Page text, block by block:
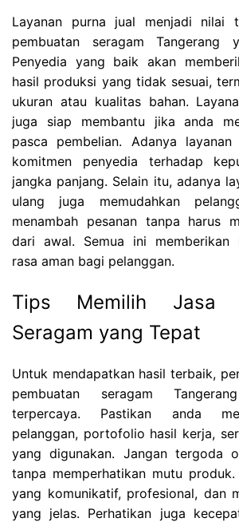
Layanan purna jual menjadi nilai
pembuatan seragam Tangerang
Penyedia yang baik akan
hasil produksi yang tidak sesuai,
ukuran atau kualitas bahan.
juga siap membantu jika anda
pasca pembelian. Adanya
komitmen penyedia terhadap
jangka panjang. Selain itu, adanya
ulang juga memudahkan
menambah pesanan tanpa harus
dari awal. Semua ini memberikan
rasa aman bagi pelanggan.
Tips Memilih Jasa
Seragam yang Tepat
Untuk mendapatkan hasil terbaik,
pembuatan seragam
terpercaya. Pastikan anda
pelanggan, portofolio hasil kerja,
yang digunakan. Jangan tergoda
tanpa memperhatikan mutu
yang komunikatif, profesional, dan
yang jelas. Perhatikan juga